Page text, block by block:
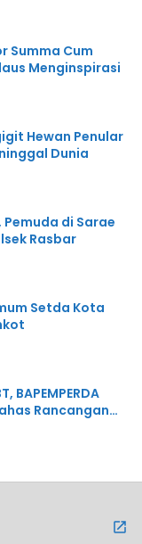
Summa Cum
Menginspirasi
Hewan Penular
Dunia
di Sarae
Rasbar
Setda Kota
BAPEMPERDA
Rancangan